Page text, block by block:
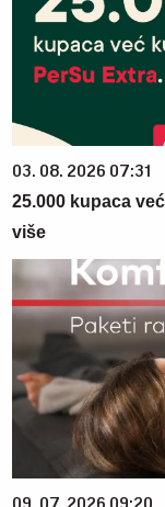
03. 08. 2026 07:31
25.000 kupaca
više